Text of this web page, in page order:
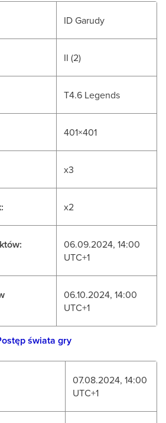
ID Garudy
II (2)
T4.6 Legends
401×401
x3
x2
06.09.2024, 14:00
UTC+1
06.10.2024, 14:00
UTC+1
świata gry
07.08.2024, 14:00
UTC+1